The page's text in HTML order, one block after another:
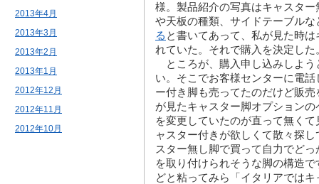
2013年4月
2013年3月
2013年2月
2013年1月
2012年12月
2012年11月
2012年10月
様。製品紹介の写真はキャスタ
や天板の種類、サイドテーブル
る と書いてあって、私が見た時
れていた。それで購入を決定した
ところが、購入申し込みしよう
い。そこでお客様センターに電
ー付き脚も売ってたのだけど販
が見たキャスター脚オプション
を変更していたのが直って無く
ャスター付きが欲しくて散々探
スター無し脚で買って自力でど
を取り付けられそうな脚の構造
どと粘ってみら「イタリアでは